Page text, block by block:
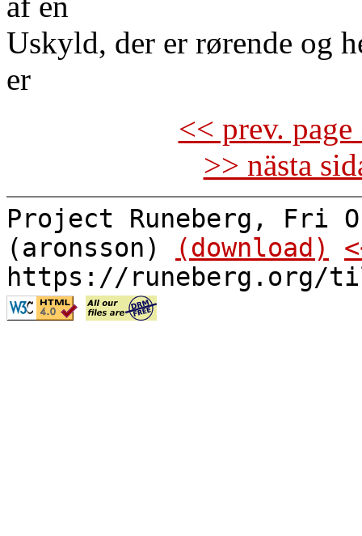
Uskyld, der er rørende og
er
<< prev.
>> nästa
Project Runeberg, Fri
(aronsson)
(download)
https://runeberg.org/